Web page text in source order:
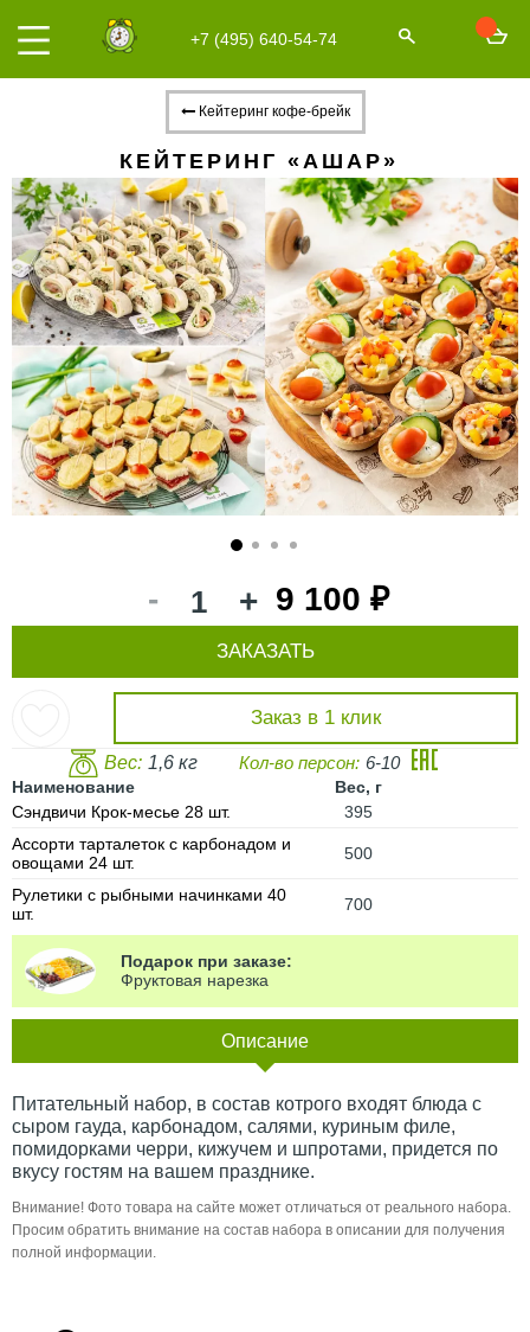
+7 (495) 640-54-74
Кейтеринг кофе-брейк
КЕЙТЕРИНГ «АШАР»
- + 9 100 ₽
Заказ в 1 клик
ЗАКАЗАТЬ
Вес: 1,6 кг Кол-во персон: 6-10
Наименование
Вес, г
Сэндвичи Крок-месье 28 шт.
395
Ассорти тарталеток с карбонадом и
овощами 24 шт.
500
Рулетики с рыбными начинками 40
шт.
700
Подарок при заказе:
Фруктовая нарезка
Описание
Питательный набор, в состав котрого входят блюда с
сыром гауда, карбонадом, салями, куриным филе,
помидорками черри, кижучем и шпротами, придется по
вкусу гостям на вашем празднике.
Внимание! Фото товара на сайте может отличаться от реального набора.
Просим обратить внимание на состав набора в описании для получения
полной информации.